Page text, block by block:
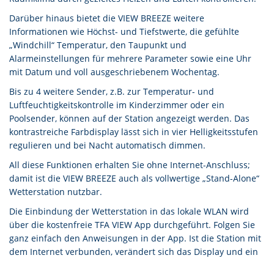
Darüber hinaus bietet die VIEW BREEZE weitere
Informationen wie Höchst- und Tiefstwerte, die gefühlte
„Windchill“ Temperatur, den Taupunkt und
Alarmeinstellungen für mehrere Parameter sowie eine Uhr
mit Datum und voll ausgeschriebenem Wochentag.
Bis zu 4 weitere Sender, z.B. zur Temperatur- und
Luftfeuchtigkeitskontrolle im Kinderzimmer oder ein
Poolsender, können auf der Station angezeigt werden. Das
kontrastreiche Farbdisplay lässt sich in vier Helligkeitsstufen
regulieren und bei Nacht automatisch dimmen.
All diese Funktionen erhalten Sie ohne Internet-Anschluss;
damit ist die VIEW BREEZE auch als vollwertige „Stand-Alone“
Wetterstation nutzbar.
Die Einbindung der Wetterstation in das lokale WLAN wird
über die kostenfreie TFA VIEW App durchgeführt. Folgen Sie
ganz einfach den Anweisungen in der App. Ist die Station mit
dem Internet verbunden, verändert sich das Display und ein